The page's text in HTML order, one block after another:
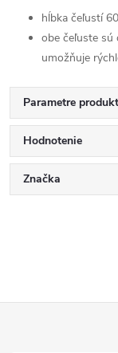
hĺbka čeľustí
obe čeľuste sú
umožňuje
Parametre
Hodnotenie
Značka